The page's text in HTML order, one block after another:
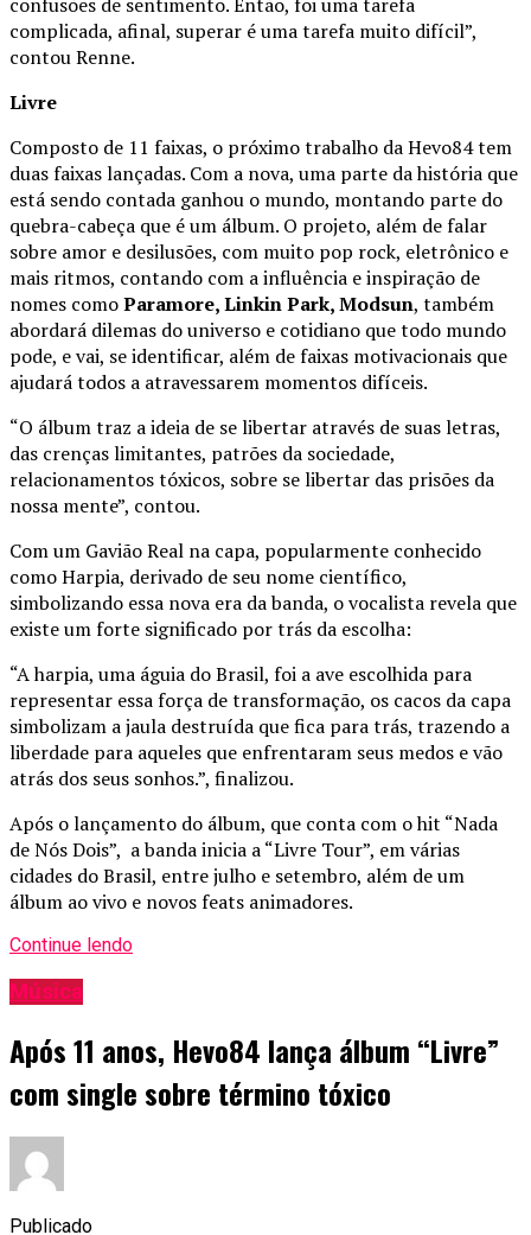
complicada, afinal, superar é uma tarefa muito difícil”,
contou Renne.
Livre
Composto de 11 faixas, o próximo trabalho da Hevo84 tem
duas faixas lançadas. Com a nova, uma parte da história que
está sendo contada ganhou o mundo, montando parte do
quebra-cabeça que é um álbum. O projeto, além de falar
sobre amor e desilusões, com muito pop rock, eletrônico e
mais ritmos, contando com a influência e inspiração de
nomes comoParamore, Linkin Park, Modsun, também
abordará dilemas do universo e cotidiano que todo mundo
pode, e vai, se identificar, além de faixas motivacionais que
ajudará todos a atravessarem momentos difíceis.
“O álbum traz a ideia de se libertar através de suas letras,
das crenças limitantes, patrões da sociedade,
relacionamentos tóxicos, sobre se libertar das prisões da
nossa mente”, contou.
Com um Gavião Real na capa, popularmente conhecido
como Harpia, derivado de seu nome científico,
simbolizando essa nova era da banda, o vocalista revela que
existe um forte significado por trás da escolha:
“A harpia, uma águia do Brasil, foi a ave escolhida para
representar essa força de transformação, os cacos da capa
simbolizam a jaula destruída que fica para trás, trazendo a
liberdade para aqueles que enfrentaram seus medos e vão
atrás dos seus sonhos.”, finalizou.
Após o lançamento do álbum, que conta com o hit “Nada
de Nós Dois”, a banda inicia a “Livre Tour”, em várias
cidades do Brasil, entre julho e setembro, além de um
álbum ao vivo e novos feats animadores.
Continue lendo
Música
Após 11 anos, Hevo84 lança álbum “Livre”
com single sobre término tóxico
Publicado